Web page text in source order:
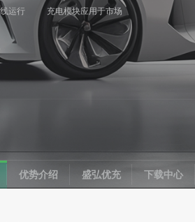
运行 充电模块应用于市场
优势介绍 盛弘优充 下载中心